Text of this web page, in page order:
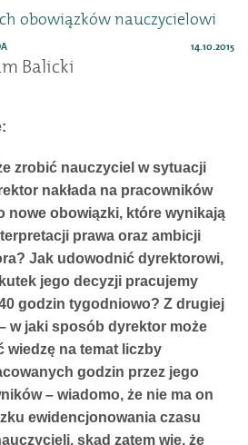
obowiązków nauczycielowi
14.10.2015
Balicki
zrobić nauczyciel w sytuacji
nakłada na pracowników
nowe obowiązki, które wynikają
prawa oraz ambicji
Jak udowodnić dyrektorowi,
jego decyzji pracujemy
godzin tygodniowo? Z drugiej
w jaki sposób dyrektor może
wiedzę na temat liczby
godzin przez jego
– wiadomo, że nie ma on
ewidencjonowania czasu
skąd zatem wie, że